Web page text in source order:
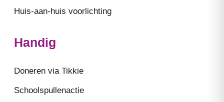
Huis-aan-huis voorlichting
Handig
Doneren via Tikkie
Schoolspullenactie